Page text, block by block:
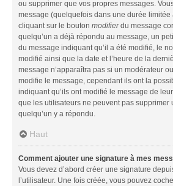
ou supprimer que vos propres messages.
message (quelquefois dans une durée
cliquant sur le bouton modifierdu message
quelqu’un a déjà répondu au message, un
du message indiquant qu’il a été modifié, le
modifié ainsi que la date et l’heure de la
message n’apparaîtra pas si un modérateur
modifie le message, cependant ils ont la
indiquant qu’ils ont modifié le message de
que les utilisateurs ne peuvent pas supprimer
quelqu’un y a répondu.
Haut
Comment ajouter une signature à mes
Vous devez d’abord créer une signature
l’utilisateur. Une fois créée, vous pouvez